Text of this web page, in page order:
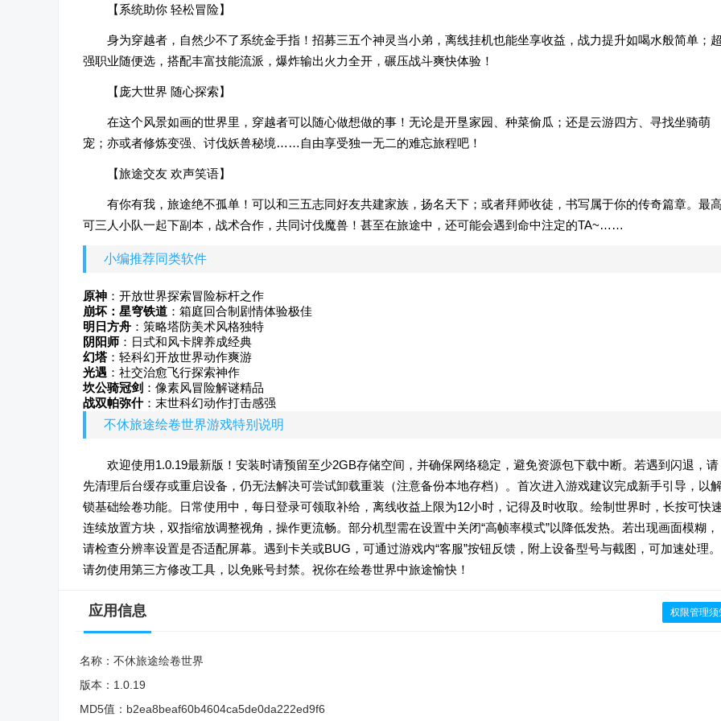
【系统助你 轻松冒险】
身为穿越者，自然少不了系统金手指！招募三五个神灵当小弟，离线挂机也能坐享收益，战力提升如喝水般简单；
强职业随便选，搭配丰富技能流派，爆炸输出火力全开，碾压战斗爽快体验！
【庞大世界 随心探索】
在这个风景如画的世界里，穿越者可以随心做想做的事！无论是开垦家园、种菜偷瓜；还是云游四方、寻找坐骑萌
宠；亦或者修炼变强、讨伐妖兽秘境……自由享受独一无二的难忘旅程吧！
【旅途交友 欢声笑语】
有你有我，旅途绝不孤单！可以和三五志同好友共建家族，扬名天下；或者拜师收徒，书写属于你的传奇篇章。最
可三人小队一起下副本，战术合作，共同讨伐魔兽！甚至在旅途中，还可能会遇到命中注定的TA~……
小编推荐同类软件
原神 ：开放世界探索冒险标杆之作
崩坏：星穹铁道 ：箱庭回合制剧情体验极佳
明日方舟 ：策略塔防美术风格独特
阴阳师 ：日式和风卡牌养成经典
幻塔：轻科幻开放世界动作爽游
光遇 ：社交治愈飞行探索神作
坎公骑冠剑 ：像素风冒险解谜精品
战双帕弥什：末世科幻动作打击感强
不休旅途绘卷世界游戏特别说明
欢迎使用1.0.19最新版！安装时请预留至少2GB存储空间，并确保网络稳定，避免资源包下载中断。若遇到闪退，请
先清理后台缓存或重启设备，仍无法解决可尝试卸载重装（注意备份本地存档）。首次进入游戏建议完成新手引导，以
锁基础绘卷功能。日常使用中，每日登录可领取补给，离线收益上限为12小时，记得及时收取。绘制世界时，长按可快
连续放置方块，双指缩放调整视角，操作更流畅。部分机型需在设置中关闭“高帧率模式”以降低发热。若出现画面模糊，
请检查分辨率设置是否适配屏幕。遇到卡关或BUG，可通过游戏内“客服”按钮反馈，附上设备型号与截图，可加速处理。
请勿使用第三方修改工具，以免账号封禁。祝你在绘卷世界中旅途愉快！
应用信息 权限管理须
名称： 不休旅途绘卷世界
版本： 1.0.19
MD5值： b2ea8beaf60b4604ca5de0da222ed9f6